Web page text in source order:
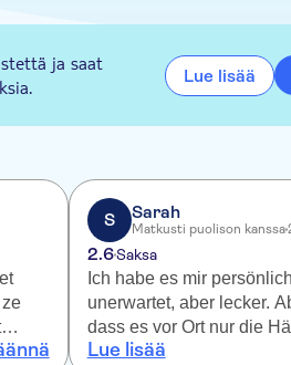
Ruokailun jälkeen pääset
muuta.
tähtikuviot myös kotona. Ilta
paljain silmin – kerrassaan
ja saat
Lue lisää
scam
S Sarah
Matkusti puolison kanssa
2.6Saksa
Ich habe es mir
unerwartet, aber lecker.
dass es vor Ort nur die
was TUI verlangt, ist es
Lue lisää